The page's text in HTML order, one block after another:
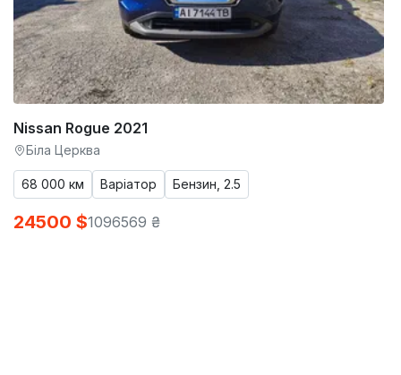
Nissan Rogue 2021
Біла Церква
68 000 км Варіатор Бензин, 2.5
24500 $1096569 ₴